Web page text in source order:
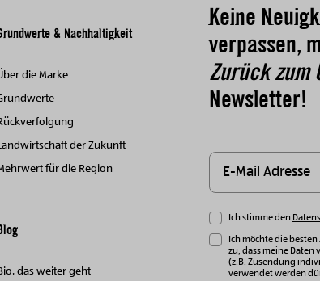
Keine
verpassen,
Zurück zum
Newsletter!
Ich stimme den
Ich möchte die
zu, dass meine Daten
(z.B. Zusendung
verwendet werden
& Nachhaltigkeit
die Marke
der Zukunft
für die Region
das weiter geht